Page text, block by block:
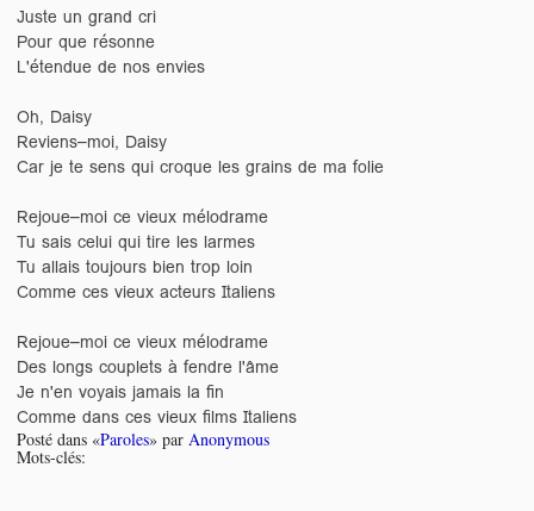
Juste un grand cri
Pour que résonne
L'étendue de nos envies
Oh, Daisy
Reviens–moi, Daisy
Car je te sens qui croque les grains de ma folie
Rejoue–moi ce vieux mélodrame
Tu sais celui qui tire les larmes
Tu allais toujours bien trop loin
Comme ces vieux acteurs Italiens
Rejoue–moi ce vieux mélodrame
Des longs couplets à fendre l'âme
Je n'en voyais jamais la fin
Comme dans ces vieux films Italiens
Posté dans «Paroles» par Anonymous
Mots-clés: